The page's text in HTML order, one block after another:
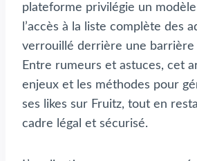
plateforme privilégie un
l’accès à la liste complète des
verrouillé derrière une barrière
Entre rumeurs et astuces, cet
enjeux et les méthodes pour
ses likes sur Fruitz, tout en
cadre légal et sécurisé.